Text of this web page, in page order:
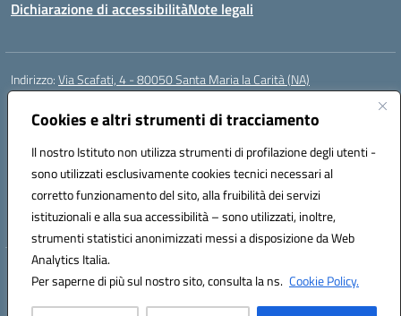
Cookies e altri strumenti di tracciamento
Il nostro Istituto non utilizza strumenti di profilazione degli utenti -
sono utilizzati esclusivamente cookies tecnici necessari al
corretto funzionamento del sito, alla fruibilità dei servizi
istituzionali e alla sua accessibilità – sono utilizzati, inoltre,
strumenti statistici anonimizzati messi a disposizione da Web
Analytics Italia.
Per saperne di più sul nostro sito, consulta la ns. Cookie Policy.
Dichiarazione di accessibilitàNote legali
Indirizzo:Via Scafati, 4 - 80050 Santa Maria la Carità (NA)
Centralino:
Posta elettronica certificata (PEC):NAEE21900T@pec.istruzione.it
Codice fiscale: 90016250632
Codice meccanografico:NAEE21900T
Codice Indice delle Pubbliche Amministrazioni (IPA): istsc_naee21900t
Codice unico di fatturazione (CUF): UFZ0X6
Hosting & Powered by 3D Solution S.r.l.
Concept & Design by Designers Italia